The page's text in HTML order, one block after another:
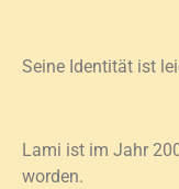
Seine Identität ist
Lami ist im Jahr
worden.